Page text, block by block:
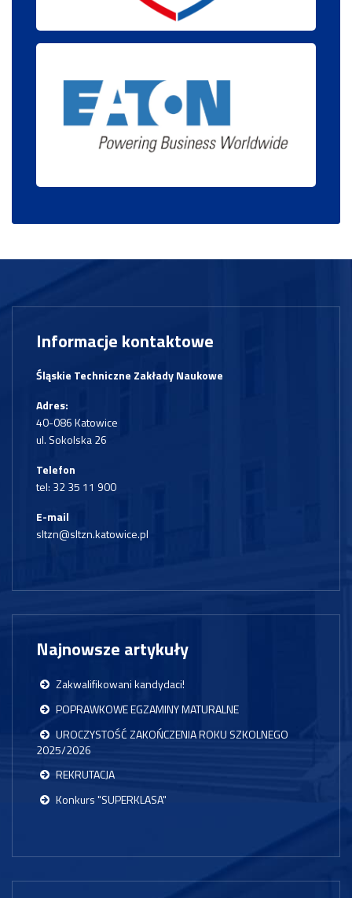
Informacje kontaktowe
Śląskie Techniczne Zakłady Naukowe
Adres:
40-086 Katowice
ul. Sokolska 26
Telefon
tel: 32 35 11 900
E-mail
sltzn@sltzn.katowice.pl
Najnowsze artykuły
Zakwalifikowani kandydaci!
POPRAWKOWE EGZAMINY MATURALNE
UROCZYSTOŚĆ ZAKOŃCZENIA ROKU SZKOLNEGO
2025/2026
REKRUTACJA
Konkurs "SUPERKLASA"